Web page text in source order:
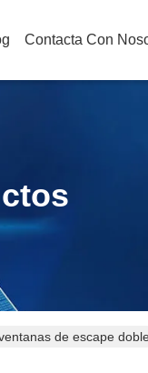
Contacta Con
de escape